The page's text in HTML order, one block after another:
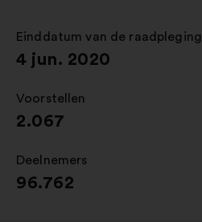
nieuw
tabblad
Einddatum van de raadpleging
:
4 jun. 2020
Voorstellen
:
2.067
Deelnemers
:
96.762